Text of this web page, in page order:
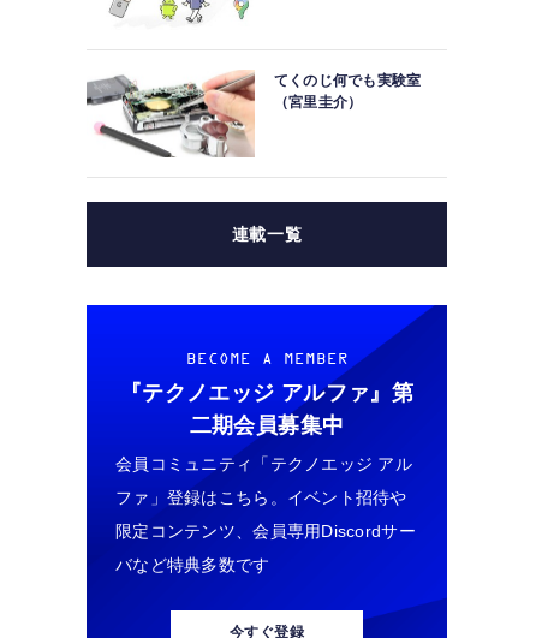
てくのじ何でも実験室
（宮里圭介）
連載一覧
BECOME A MEMBER
『テクノエッジ アルファ』 第
二期会員募集中
会員コミュニティ「テクノエッジ アル
ファ」登録はこちら。イベント招待や
限定コンテンツ、会員専用Discordサー
バなど特典多数です
今すぐ登録